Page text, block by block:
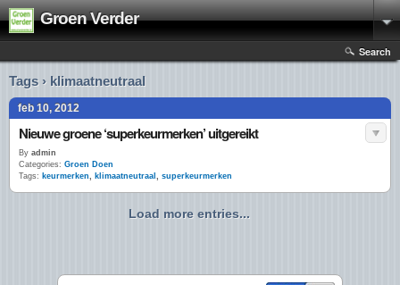
Groen Verder
Search
Tags › klimaatneutraal
feb 10, 2012
Nieuwe groene ‘superkeurmerken’ uitgereikt
By admin
Categories: Groen Doen
Tags: keurmerken, klimaatneutraal , superkeurmerken
Load more entries...